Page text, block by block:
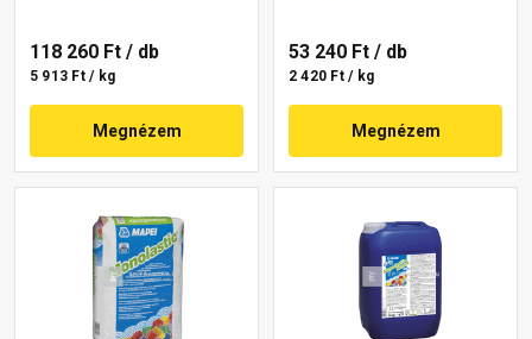
118 260 Ft / db
5 913 Ft / kg
Megnézem
53 240 Ft / db
2 420 Ft / kg
Megnézem